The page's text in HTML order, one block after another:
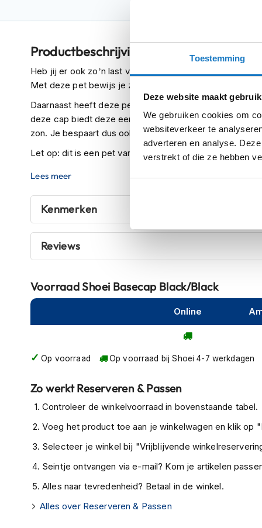
Toestemming
Deze website maakt
We gebruiken cookies om
websiteverkeer te
adverteren en analyse.
verstrekt of die ze hebben
Helm
accessoires
Vizieren
Pinlocks
Tear-
offs
Crossbrillen
Oordoppen
Onderhoud
Helm
houder
Motorkleding
Motorjassen
Dames
Doorwaai
motorjassen
Waterdichte
motorjassen
motorjassen
Textiele
motorjassen
Productbeschrijving
Heb jij er ook zo’n last van dat iedereen constant in
Met deze pet bewijs je ze allemaal in een keer ongelijk!
Daarnaast heeft deze pet ook een aantal praktische
deze cap biedt deze een beetje schaduw voor je
zon. Je bespaart dus ook nogeens bakken met geld aan
Let op: dit is een pet van shoei en geen helm. Deze pet
Lees meer
Kenmerken
Reviews
VoorraadShoei Basecap Black/Black
Online
Op voorraad Op voorraad bij Shoei 4-7 werkdagen
Zo werkt Reserveren & Passen
Controleer de winkelvoorraad in bovenstaande tabel.
Voeg het product toe aan je winkelwagen en klik op
Selecteer je winkel bij "Vrijblijvende
Seintje ontvangen via e-mail? Kom je artikelen
Alles naar tevredenheid? Betaal in de winkel.
Alles over Reserveren & Passen